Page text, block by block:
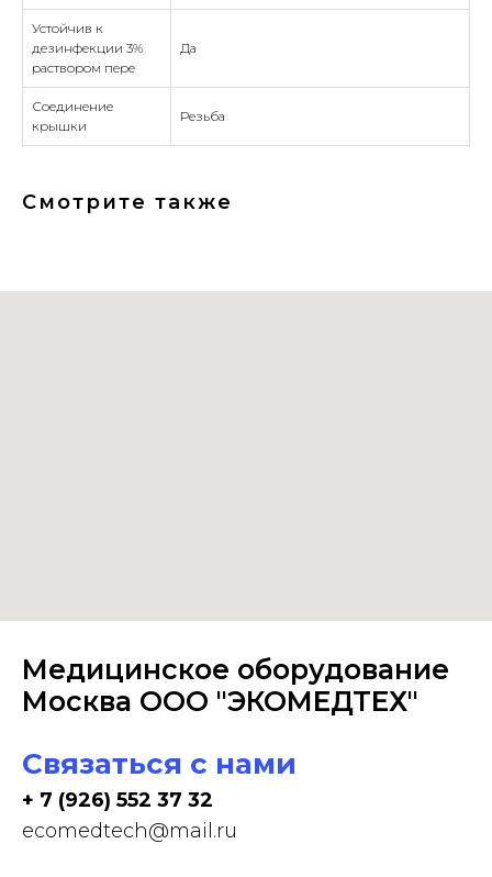
Устойчив к
дезинфекции 3%
раствором пере
Да
Соединение
крышки
Резьба
Смотрите также
Медицинское оборудование
Москва ООО "ЭКОМЕДТЕХ"
Связаться с нами
+ 7 (926) 552 37 32
ecomedtech@mail.ru